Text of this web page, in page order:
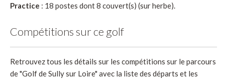
Practice : 18 postes dont 8 couvert(s) (sur herbe).
Compétitions sur ce golf
Retrouvez tous les détails sur les compétitions sur le parcours
de "Golf de Sully sur Loire" avec la liste des départs et les